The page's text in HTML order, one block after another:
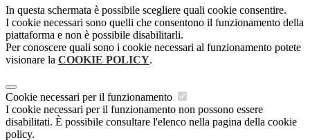
In questa schermata è possibile scegliere quali cookie consentire.
I cookie necessari sono quelli che consentono il funzionamento della
piattaforma e non è possibile disabilitarli.
Per conoscere quali sono i cookie necessari al funzionamento potete
visionare la COOKIE POLICY.
Cookie necessari per il funzionamento
I cookie necessari per il funzionamento non possono essere
disabilitati. È possibile consultare l'elenco nella pagina della cookie
policy.